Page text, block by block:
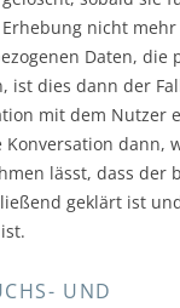
nicht
Daten, die
ist dies dann der
mit dem Nutzer
dann,
lässt, dass der
geklärt ist
UND